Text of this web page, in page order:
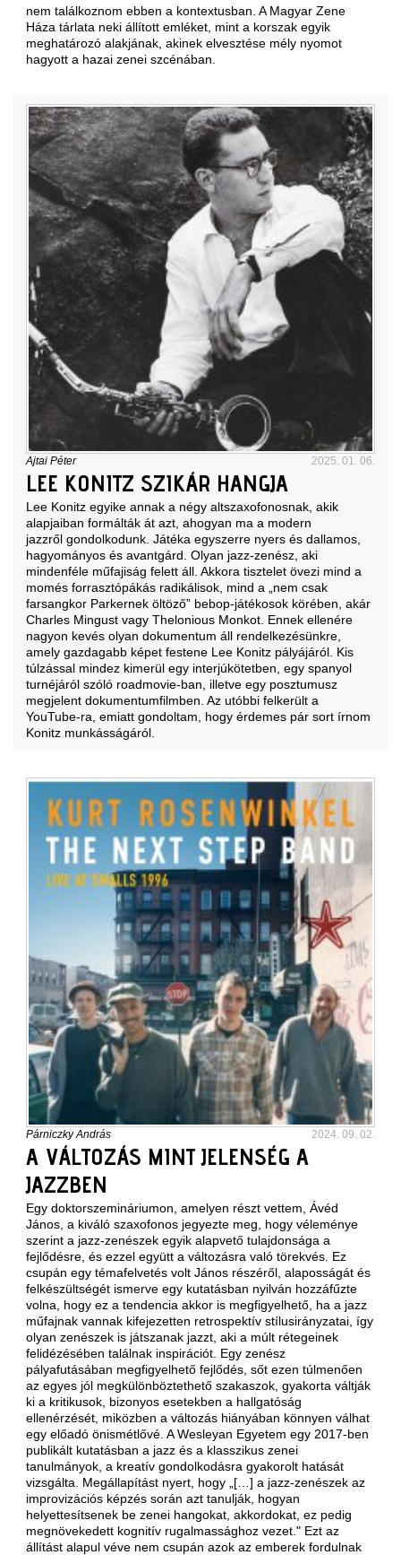
nem találkoznom ebben a kontextusban. A Magyar Zene
Háza tárlata neki állított emléket, mint a korszak egyik
meghatározó alakjának, akinek elvesztése mély nyomot
hagyott a hazai zenei szcénában.
Ajtai Péter 2025. 01. 06.
LEE KONITZ SZIKÁR HANGJA
Lee Konitz egyike annak a négy altszaxofonosnak, akik
alapjaiban formálták át azt, ahogyan ma a modern
jazzről gondolkodunk. Játéka egyszerre nyers és dallamos,
hagyományos és avantgárd. Olyan jazz-zenész, aki
mindenféle műfajiság felett áll. Akkora tisztelet övezi mind a
momés forrasztópákás radikálisok, mind a „nem csak
farsangkor Parkernek öltöző” bebop-játékosok körében, akár
Charles Mingust vagy Thelonious Monkot. Ennek ellenére
nagyon kevés olyan dokumentum áll rendelkezésünkre,
amely gazdagabb képet festene Lee Konitz pályájáról. Kis
túlzással mindez kimerül egy interjúkötetben, egy spanyol
turnéjáról szóló roadmovie-ban, illetve egy posztumusz
megjelent dokumentumfilmben. Az utóbbi felkerült a
YouTube-ra, emiatt gondoltam, hogy érdemes pár sort írnom
Konitz munkásságáról.
Párniczky András 2024. 09. 02.
A VÁLTOZÁS MINT JELENSÉG A
JAZZBEN
Egy doktorszemináriumon, amelyen részt vettem, Ávéd
János, a kiváló szaxofonos jegyezte meg, hogy véleménye
szerint a jazz-zenészek egyik alapvető tulajdonsága a
fejlődésre, és ezzel együtt a változásra való törekvés. Ez
csupán egy témafelvetés volt János részéről, alaposságát és
felkészültségét ismerve egy kutatásban nyilván hozzáfűzte
volna, hogy ez a tendencia akkor is megfigyelhető, ha a jazz
műfajnak vannak kifejezetten retrospektív stílusirányzatai, így
olyan zenészek is játszanak jazzt, aki a múlt rétegeinek
felidézésében találnak inspirációt. Egy zenész
pályafutásában megfigyelhető fejlődés, sőt ezen túlmenően
az egyes jól megkülönböztethető szakaszok, gyakorta váltják
ki a kritikusok, bizonyos esetekben a hallgatóság
ellenérzését, miközben a változás hiányában könnyen válhat
egy előadó önismétlővé. A Wesleyan Egyetem egy 2017-ben
publikált kutatásban a jazz és a klasszikus zenei
tanulmányok, a kreatív gondolkodásra gyakorolt hatását
vizsgálta. Megállapítást nyert, hogy „[…] a jazz-zenészek az
improvizációs képzés során azt tanulják, hogyan
helyettesítsenek be zenei hangokat, akkordokat, ez pedig
megnövekedett kognitív rugalmassághoz vezet." Ezt az
állítást alapul véve nem csupán azok az emberek fordulnak